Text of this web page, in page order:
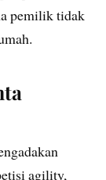
pemilik tidak
agility,